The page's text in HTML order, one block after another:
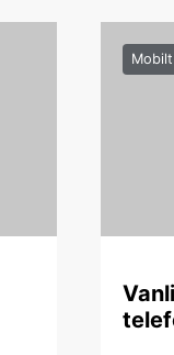
Mobilt